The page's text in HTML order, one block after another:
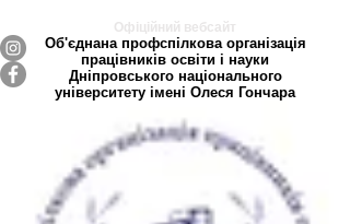
Офіційний вебсайт
Об'єднана профспілкова організація
працівників освіти і науки
Дніпровського національного
університету імені Олеся Гончара